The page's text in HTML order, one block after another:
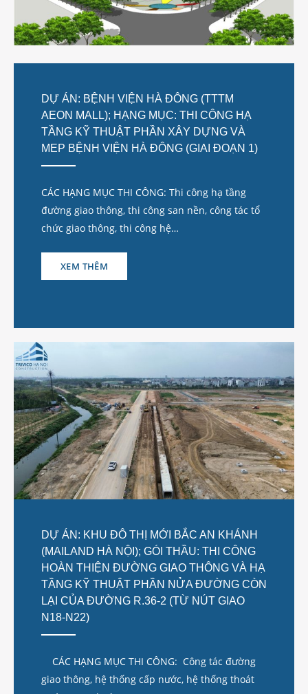
DỰ ÁN: BỆNH VIỆN HÀ ĐÔNG (TTTM
AEON MALL); HẠNG MỤC: THI CÔNG HẠ
TẦNG KỸ THUẬT PHẦN XÂY DỰNG VÀ
MEP BỆNH VIỆN HÀ ĐÔNG (GIAI ĐOẠN 1)
CÁC HẠNG MỤC THI CÔNG: Thi công hạ tầng
đường giao thông, thi công san nền, công tác tổ
chức giao thông, thi công hệ…
XEM THÊM
DỰ ÁN: KHU ĐÔ THỊ MỚI BẮC AN KHÁNH
(MAILAND HÀ NỘI); GÓI THẦU: THI CÔNG
HOÀN THIỆN ĐƯỜNG GIAO THÔNG VÀ HẠ
TẦNG KỸ THUẬT PHẦN NỬA ĐƯỜNG CÒN
LẠI CỦA ĐƯỜNG R.36-2 (TỪ NÚT GIAO
N18-N22)
CÁC HẠNG MỤC THI CÔNG: Công tác đường
giao thông, hệ thống cấp nước, hệ thống thoát